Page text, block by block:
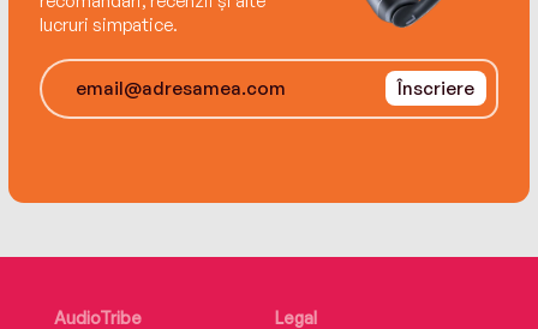
lucruri simpatice.
Înscriere
AudioTribe
Legal